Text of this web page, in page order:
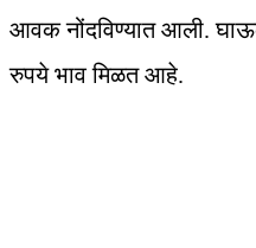
आवक नोंदविण्यात आली.
रुपये भाव मिळत आहे.